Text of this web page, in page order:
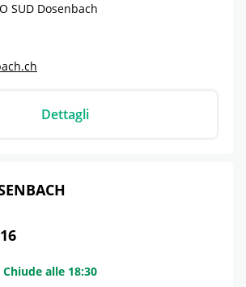
SUD Dosenbach
Dettagli
Chiude alle 18:30